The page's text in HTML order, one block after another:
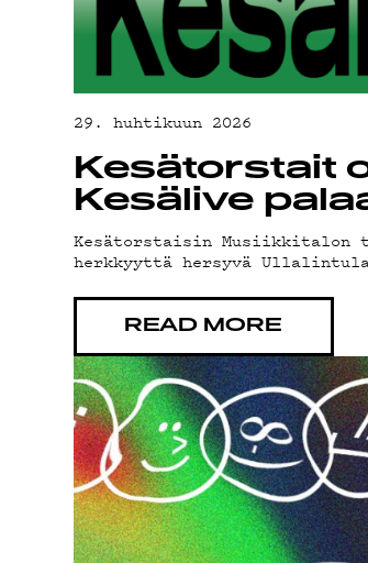
29. huhtikuun 2026
Kesätorstait
Kesälive
Kesätorstaisin Musiikkitalon
herkkyyttä hersyvä
READ MORE